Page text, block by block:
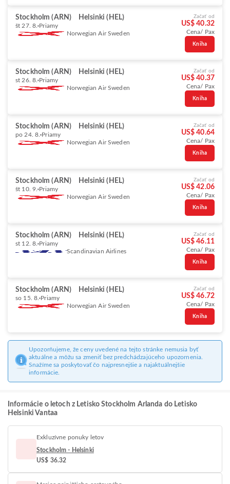
Stockholm (ARN) Helsinki (HEL)
št 27. 8. Priamy
Norwegian Air Sweden
Začať od
US$ 40.32
Cena/ Pax
Kniha
Stockholm (ARN) Helsinki (HEL)
st 26. 8. Priamy
Norwegian Air Sweden
Začať od
US$ 40.37
Cena/ Pax
Kniha
Stockholm (ARN) Helsinki (HEL)
po 24. 8. Priamy
Norwegian Air Sweden
Začať od
US$ 40.64
Cena/ Pax
Kniha
Stockholm (ARN) Helsinki (HEL)
št 10. 9. Priamy
Norwegian Air Sweden
Začať od
US$ 42.06
Cena/ Pax
Kniha
Stockholm (ARN) Helsinki (HEL)
st 12. 8. Priamy
Scandinavian Airlines
Začať od
US$ 46.11
Cena/ Pax
Kniha
Stockholm (ARN) Helsinki (HEL)
so 15. 8. Priamy
Norwegian Air Sweden
Začať od
US$ 46.72
Cena/ Pax
Kniha
Upozorňujeme, že ceny uvedené na tejto stránke nemusia byť
aktuálne a môžu sa zmeniť bez predchádzajúceho upozornenia.
Snažíme sa poskytovať čo najpresnejšie a najaktuálnejšie
informácie.
Informácie o letoch z Letisko Stockholm Arlanda do Letisko
Helsinki Vantaa
Exkluzívne ponuky letov
Stockholm - Helsinki
US$ 36.32